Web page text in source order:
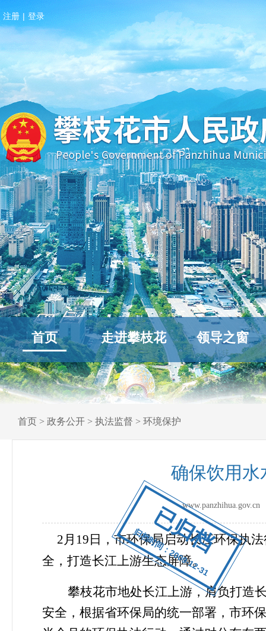
已归档
归档时间：2009-12-31
注册 | 登录
首页 走进攀枝花 领导之窗
首页 > 政务公开 > 执法监督 > 环境保护
确保饮用水
2月 19 日 ，市环保局启动长江环保执
全，打造长江上游生态屏障。
攀枝花市地处长江上游，肩负打造
安全，根据省环保局的统一部署，市环